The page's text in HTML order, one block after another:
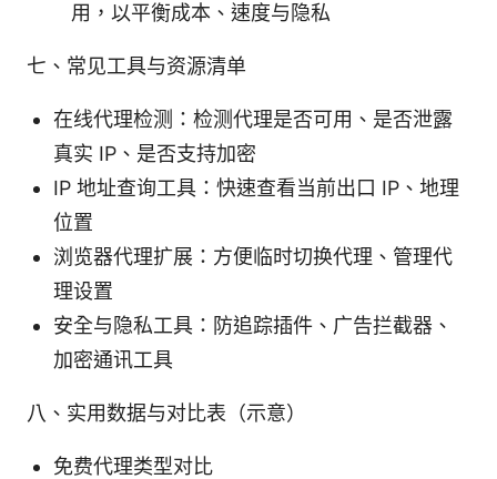
用，以平衡成本、速度与隐私
七、常见工具与资源清单
在线代理检测：检测代理是否可用、是否泄露
真实 IP、是否支持加密
IP 地址查询工具：快速查看当前出口 IP、地理
位置
浏览器代理扩展：方便临时切换代理、管理代
理设置
安全与隐私工具：防追踪插件、广告拦截器、
加密通讯工具
八、实用数据与对比表（示意）
免费代理类型对比